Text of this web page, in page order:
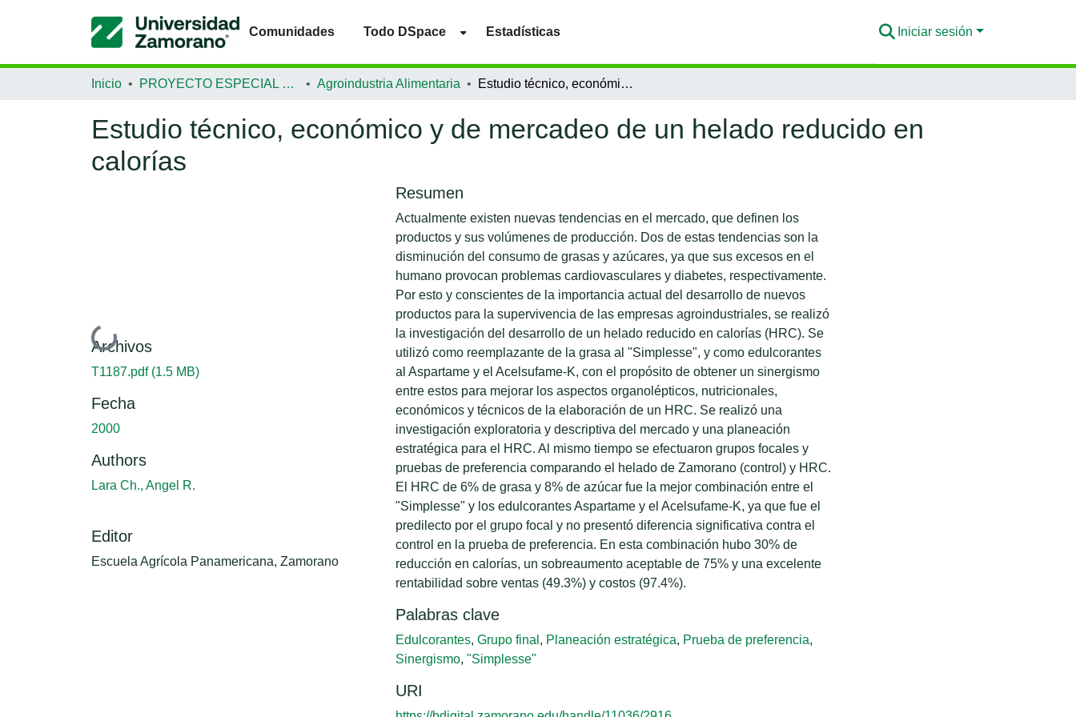
Comunidades Todo DSpace Estadísticas Iniciar sesión
Inicio PROYECTO ESPECIAL DE GRADUACIÓN Agroindustria Alimentaria Estudio técnico, económico y de mercadeo de un helado reducido en calorías
Estudio técnico, económico y de mercadeo de un helado reducido en
calorías
Cargando...
Archivos
T1187.pdf (1.5 MB)
Fecha
2000
Authors
Lara Ch., Angel R.
Editor
Escuela Agrícola Panamericana, Zamorano
Resumen
Actualmente existen nuevas tendencias en el mercado, que definen los
productos y sus volúmenes de producción. Dos de estas tendencias son la
disminución del consumo de grasas y azúcares, ya que sus excesos en el
humano provocan problemas cardiovasculares y diabetes, respectivamente.
Por esto y conscientes de la importancia actual del desarrollo de nuevos
productos para la supervivencia de las empresas agroindustriales, se realizó
la investigación del desarrollo de un helado reducido en calorías (HRC). Se
utilizó como reemplazante de la grasa al "Simplesse", y como edulcorantes
al Aspartame y el Acelsufame-K, con el propósito de obtener un sinergismo
entre estos para mejorar los aspectos organolépticos, nutricionales,
económicos y técnicos de la elaboración de un HRC. Se realizó una
investigación exploratoria y descriptiva del mercado y una planeación
estratégica para el HRC. Al mismo tiempo se efectuaron grupos focales y
pruebas de preferencia comparando el helado de Zamorano (control) y HRC.
El HRC de 6% de grasa y 8% de azúcar fue la mejor combinación entre el
"Simplesse" y los edulcorantes Aspartame y el Acelsufame-K, ya que fue el
predilecto por el grupo focal y no presentó diferencia significativa contra el
control en la prueba de preferencia. En esta combinación hubo 30% de
reducción en calorías, un sobreaumento aceptable de 75% y una excelente
rentabilidad sobre ventas (49.3%) y costos (97.4%).
Palabras clave
Edulcorantes, Grupo final , Planeación estratégica, Prueba de preferencia,
Sinergismo, "Simplesse"
URI